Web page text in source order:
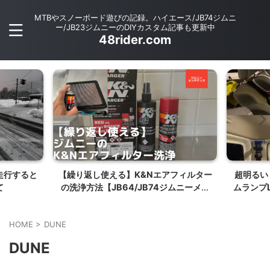
MTBやスノーボード遊びの記録。ハイエース/JB74ジムニ
ー/JB23ジムニーのDIYカスタム記事も更新中
48rider.com
すると
【繰り返し使える】K&Nエアフィルター
の洗浄方法【JB64/JB74ジムニーメン
超明る
ムランプ
HOME > DUNE
DUNE